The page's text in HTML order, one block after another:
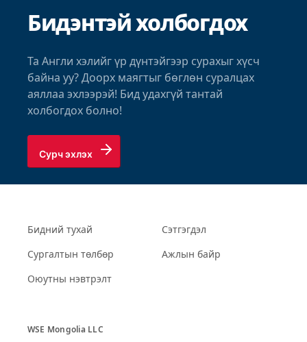
Бидэнтэй холбогдох
Та Англи хэлийг үр дүнтэйгээр сурахыг хүсч
байна уу? Доорх маягтыг бөглөн суралцах
аяллаа эхлээрэй! Бид удахгүй тантай
холбогдох болно!
Сурч эхлэх
Бидний тухай
Сургалтын төлбөр
Оюутны нэвтрэлт
Сэтгэгдэл
Ажлын байр
WSE Mongolia LLC